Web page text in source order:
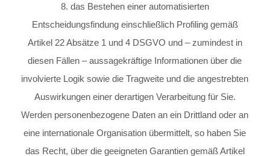
8. das Bestehen einer automatisierten
Entscheidungsfindung einschließlich Profiling gemäß
Artikel 22 Absätze 1 und 4 DSGVO und – zumindest in
diesen Fällen – aussagekräftige Informationen über die
involvierte Logik sowie die Tragweite und die angestrebten
Auswirkungen einer derartigen Verarbeitung für Sie.
Werden personenbezogene Daten an ein Drittland oder an
eine internationale Organisation übermittelt, so haben Sie
das Recht, über die geeigneten Garantien gemäß Artikel